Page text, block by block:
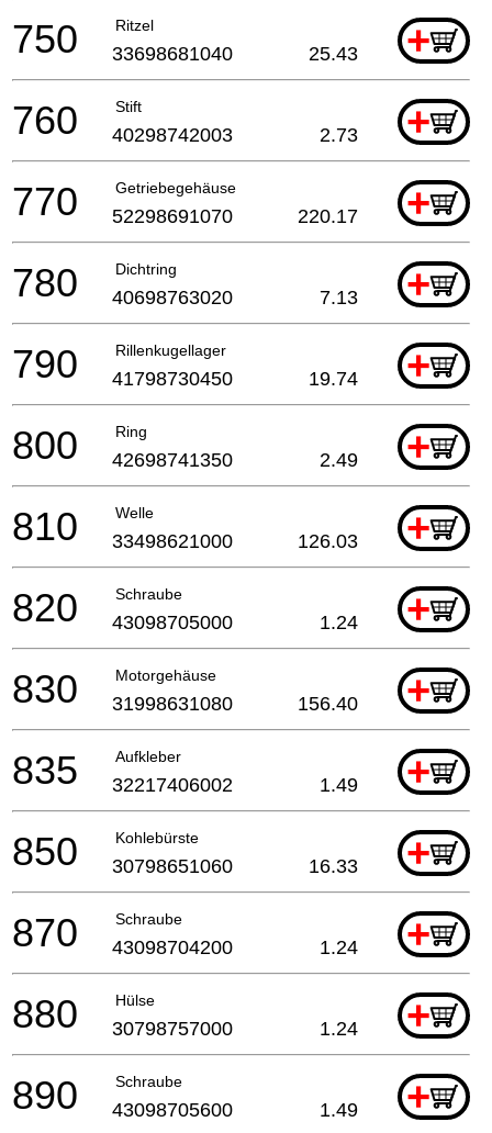
Ritzel +
750 33698681040 25.43
Stift +
760 40298742003 2.73
Getriebegehäuse +
770 52298691070 220.17
Dichtring +
780 40698763020 7.13
Rillenkugellager +
790 41798730450 19.74
Ring +
800 42698741350 2.49
Welle +
810 33498621000 126.03
Schraube +
820 43098705000 1.24
Motorgehäuse +
830 31998631080 156.40
Aufkleber +
835 32217406002 1.49
Kohlebürste +
850 30798651060 16.33
Schraube +
870 43098704200 1.24
Hülse +
880 30798757000 1.24
Schraube +
890 43098705600 1.49